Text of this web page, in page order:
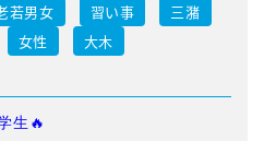
若男女 習い事
三潴
女性 大木